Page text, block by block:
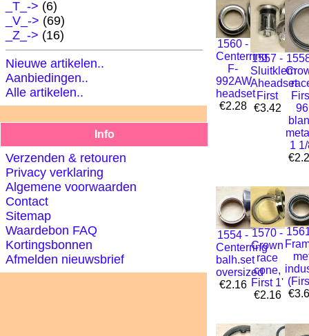
_T_-> (6)
_V_-> (69)
_Z_-> (16)
Nieuwe artikelen..
Aanbiedingen..
Alle artikelen..
Info
Verzenden & retouren
Privacy verklaring
Algemene voorwaarden
Contact
Sitemap
Waardebon FAQ
Kortingsbonnen
Afmelden nieuwsbrief
1560 -
Centerring
F-
992AW
headset
€2.28
1557 -
Sluitklem
Aheadset
First
€3.42
96
1
1554 -
Centerring
balh.set
oversized
€2.16
1570 -
Crown
race
cone,
First 1'
€2.16